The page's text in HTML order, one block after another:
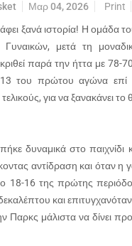
Μαρ 04, 2026 Print
ξανά ιστορία! Η ομάδα
Γυναικών, μετά τη
παρά την ήττα με 78-
του πρώτου αγώνα επί
για να ξανακάνει το
δυναμικά στο
αντίδραση και όταν
18-16 της πρώτης
και
Παρκς μάλιστα να δίνει